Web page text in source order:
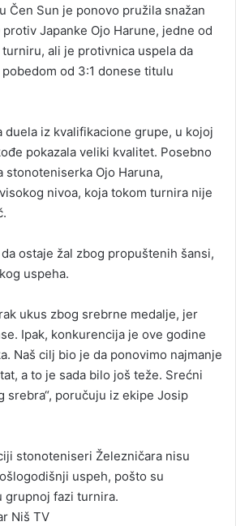
Čen Sun je ponovo pružila snažan
Japanke Ojo Harune, jedne od
ali je protivnica uspela da
od 3:1 donese titulu
duela iz kvalifikacione grupe, u kojoj
pokazala veliki kvalitet. Posebno
stonoteniserka Ojo Haruna,
nivoa, koja tokom turnira nije
ostaje žal zbog propuštenih šansi,
uspeha.
ukus zbog srebrne medalje, jer
Ipak, konkurencija je ove godine
Naš cilj bio je da ponovimo najmanje
a to je sada bilo još teže. Srećni
srebra“, poručuju iz ekipe Josip
stonoteniseri Železničara nisu
uspeh, pošto su
grupnoj fazi turnira.
Niš TV